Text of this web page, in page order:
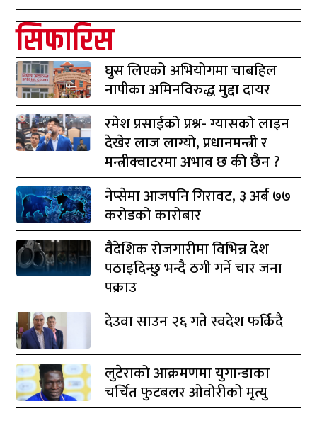
सिफारिस
घुस लिएको अभियोगमा चाबहिल
नापीका अमिनविरुद्ध मुद्दा दायर
रमेश प्रसाईको प्रश्न- ग्यासको लाइन
देखेर लाज लाग्यो, प्रधानमन्त्री र
मन्त्रीक्वाटरमा अभाव छ की छैन ?
नेप्सेमा आजपनि गिरावट, ३ अर्ब ७७
करोडको कारोबार
वैदेशिक रोजगारीमा विभिन्न देश
पठाइदिन्छु भन्दै ठगी गर्ने चार जना
पक्राउ
देउवा साउन २६ गते स्वदेश फर्किदै
लुटेराको आक्रमणमा युगान्डाका
चर्चित फुटबलर ओवोरीको मृत्यु